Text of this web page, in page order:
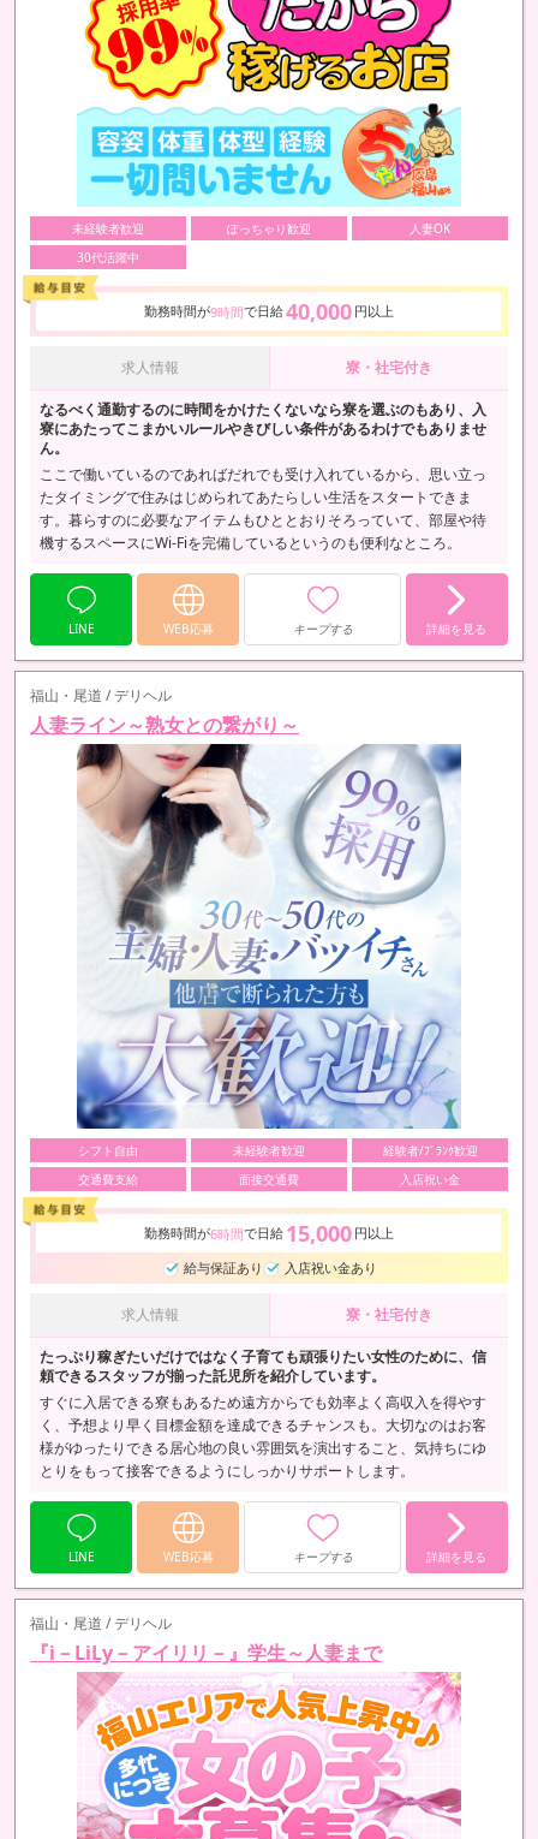
未経験者歓迎 ぽっちゃり歓迎
人妻OK
30代活躍中
勤務時間が9時間で日給40,000 円以上
求人情報 寮・社宅付き
なるべく通勤するのに時間をかけたくないなら寮を選ぶのもあり、入
寮にあたってこまかいルールやきびしい条件があるわけでもありませ
ん。
ここで働いているのであればだれでも受け入れているから、思い立っ
たタイミングで住みはじめられてあたらしい生活をスタートできま
す。暮らすのに必要なアイテムもひととおりそろっていて、部屋や待
機するスペースにWi-Fiを完備しているというのも便利なところ。
LINE WEB応募 キープする 詳細を見る
福山・尾道 / デリヘル
人妻ライン～熟女との繋がり～
シフト自由 未経験者歓迎
経験者/ﾌﾞﾗﾝｸ歓迎
交通費支給
面接交通費 入店祝い金
勤務時間が6時間で日給 15,000 円以上
給与保証あり
入店祝い金あり
求人情報 寮・社宅付き
たっぷり稼ぎたいだけではなく子育ても頑張りたい女性のために、信
頼できるスタッフが揃った託児所を紹介しています。
すぐに入居できる寮もあるため遠方からでも効率よく高収入を得やす
く、予想より早く目標金額を達成できるチャンスも。大切なのはお客
様がゆったりできる居心地の良い雰囲気を演出すること、気持ちにゆ
とりをもって接客できるようにしっかりサポートします。
LINE WEB応募 キープする 詳細を見る
福山・尾道 / デリヘル
『i－LiLy－アイリリ－』学生～人妻まで